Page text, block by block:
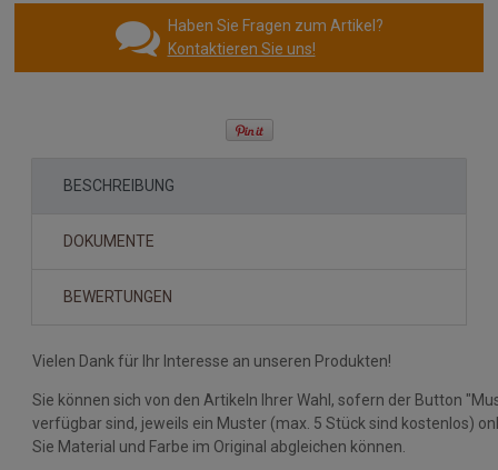
Haben Sie Fragen zum Artikel?
Kontaktieren Sie uns!
BESCHREIBUNG
DOKUMENTE
BEWERTUNGEN
Vielen Dank für Ihr Interesse an unseren Produkten!
Sie können sich von den Artikeln Ihrer Wahl, sofern der Button
verfügbar sind, jeweils ein Muster (max. 5 Stück sind kostenlos)
Sie Material und Farbe im Original abgleichen können.